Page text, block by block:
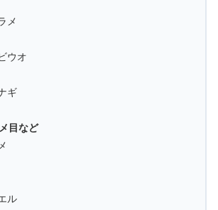
メ
ウオ
ギ
目など
ル